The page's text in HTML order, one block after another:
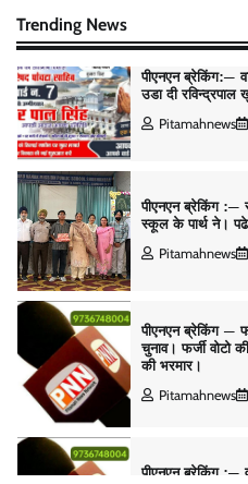
Trending News
पीएनएन ब्रेकिंग:—
उडा दी रविन्द्रपाल
Pitamahnews
पीएनएन ब्रेकिंग :—
स्कूल के पार्थ ने। पढे
Pitamahnews
पीएनएन ब्रेकिंग —
चुनाव। फर्जी वोटो
की भरमार।
Pitamahnews
पीएनएन ब्रेकिंग :—